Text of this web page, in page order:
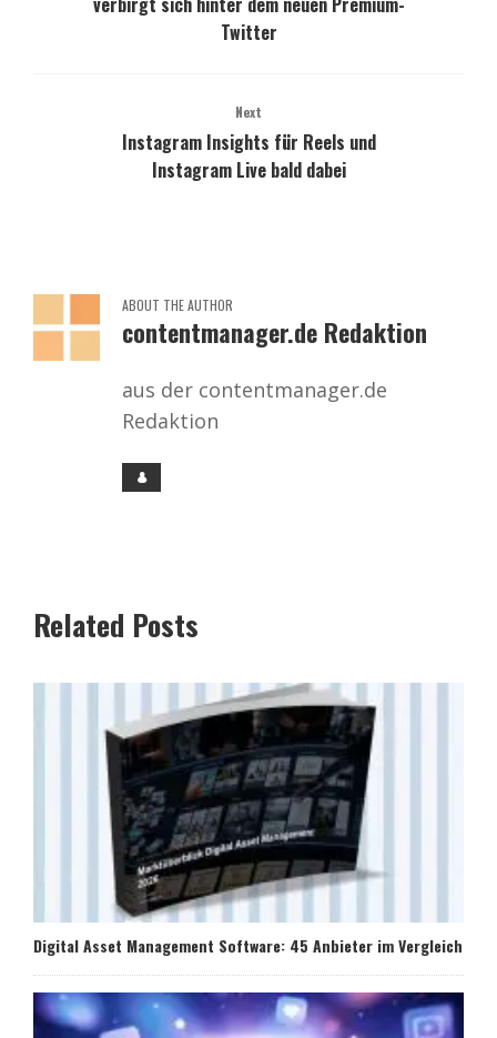
Twitter
Next
Instagram Insights für Reels und
Instagram Live bald dabei
ABOUT THE AUTHOR
contentmanager.de Redaktion
aus der contentmanager.de
Redaktion
Related Posts
Digital Asset Management Software: 45 Anbieter im Vergleich